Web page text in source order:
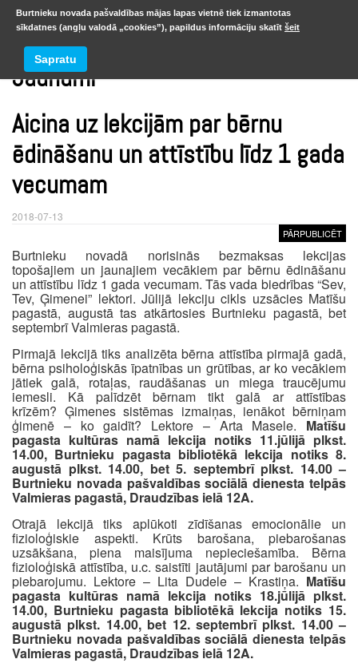
Jaunumi
Aicina uz lekcijām par bērnu
ēdināšanu un attīstību līdz 1 gada
vecumam
2018-07-13
PĀRPUBLICĒT
Burtnieku novadā norisinās bezmaksas lekcijas
topošajiem un jaunajiem vecākiem par bērnu ēdināšanu
un attīstību līdz 1 gada vecumam. Tās vada biedrības “Sev,
Tev, Ģimenei” lektori. Jūlijā lekciju cikls uzsācies Matīšu
pagastā, augustā tas atkārtosies Burtnieku pagastā, bet
septembrī Valmieras pagastā.
Pirmajā lekcijā tiks analizēta bērna attīstība pirmajā gadā,
bērna psiholoģiskās īpatnības un grūtības, ar ko vecākiem
jātiek galā, rotaļas, raudāšanas un miega traucējumu
iemesli. Kā palīdzēt bērnam tikt galā ar attīstības
krīzēm? Ģimenes sistēmas izmaiņas, ienākot bērniņam
ģimenē – ko gaidīt? Lektore – Arta Masele. Matīšu
pagasta kultūras namā lekcija notiks 11.jūlijā plkst.
14.00, Burtnieku pagasta bibliotēkā lekcija notiks 8.
augustā plkst. 14.00, bet 5. septembrī plkst. 14.00 –
Burtnieku novada pašvaldības sociālā dienesta telpās
Valmieras pagastā, Draudzības ielā 12A.
Otrajā lekcijā tiks aplūkoti zīdīšanas emocionālie un
fizioloģiskie aspekti. Krūts barošana, piebarošanas
uzsākšana, piena maisījuma nepieciešamība. Bērna
fizioloģiskā attīstība, u.c. saistīti jautājumi par barošanu un
piebarojumu. Lektore – Lita Dudele – Krastiņa. Matīšu
pagasta kultūras namā lekcija notiks 18.jūlijā plkst.
14.00, Burtnieku pagasta bibliotēkā lekcija notiks 15.
augustā plkst. 14.00, bet 12. septembrī plkst. 14.00 –
Burtnieku novada pašvaldības sociālā dienesta telpās
Valmieras pagastā, Draudzības ielā 12A.
Burtnieku novada pašvaldības mājas lapas vietnē tiek izmantotas
sīkdatnes (angļu valodā „cookies”), papildus informāciju skatīt šeit
Sapratu